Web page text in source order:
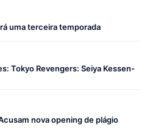
uma terceira temporada
Tokyo Revengers: Seiya Kessen-
nova opening de plágio